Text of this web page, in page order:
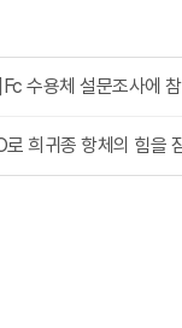
수용체 설문조사에
희귀종 항체의 힘을